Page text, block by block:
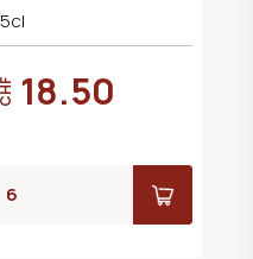
CHF 18.50